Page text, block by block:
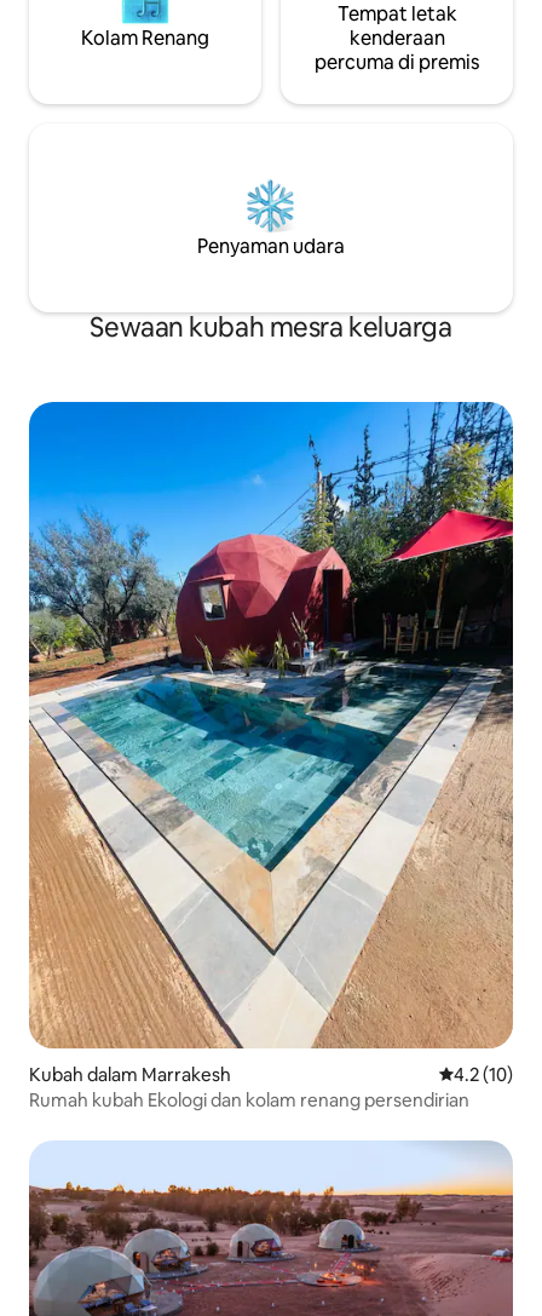
Kolam Renang
Tempat letak
kenderaan
percuma di premis
Penyaman udara
Sewaan kubah mesra keluarga
Kubah dalam Marrakesh Penarafan
4.2 (10)
Rumah kubah Ekologi dan kolam renang persendirian